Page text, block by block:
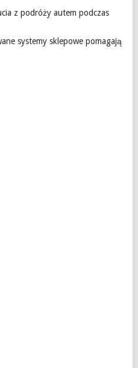
z podróży autem podczas
systemy sklepowe pomagają